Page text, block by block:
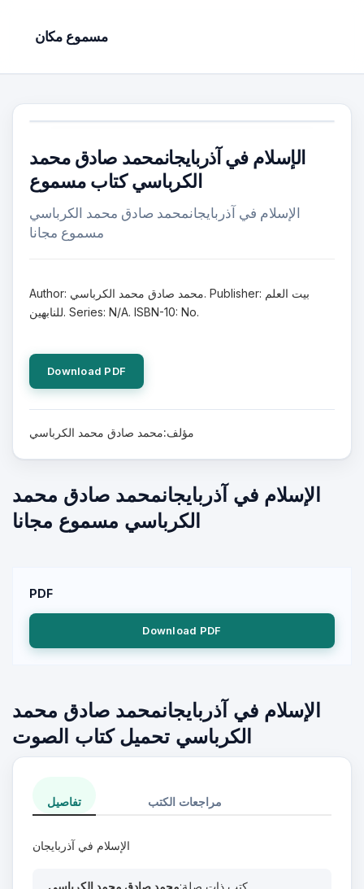
مسموع مكان
الإسلام في آذربايجانمحمد صادق محمد
الكرباسي كتاب مسموع
الإسلام في آذربايجانمحمد صادق محمد الكرباسي
مسموع مجانا
Author: محمد صادق محمد الكرباسي. Publisher: بيت العلم
للنابهين. Series: N/A. ISBN-10: No.
Download PDF
مؤلف:محمد صادق محمد الكرباسي
الإسلام في آذربايجانمحمد صادق محمد
الكرباسي مسموع مجانا
PDF
Download PDF
الإسلام في آذربايجانمحمد صادق محمد
الكرباسي تحميل كتاب الصوت
تفاصيل مراجعات الكتب
الإسلام في آذربايجان
كتب ذات صلة:محمد صادق محمد الكرباسي